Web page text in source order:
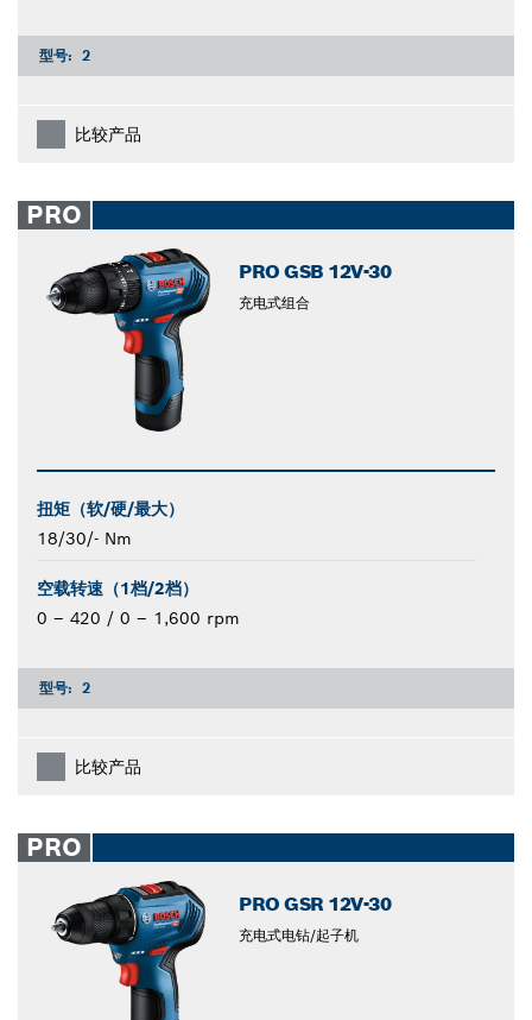
型号: 2
比较产品
PRO
PRO GSB 12V-30
充电式组合
扭矩（软/硬/最大）
18/30/- Nm
空载转速（1档/2档）
0 – 420 / 0 – 1,600 rpm
型号: 2
比较产品
PRO
PRO GSR 12V-30
充电式电钻/起子机